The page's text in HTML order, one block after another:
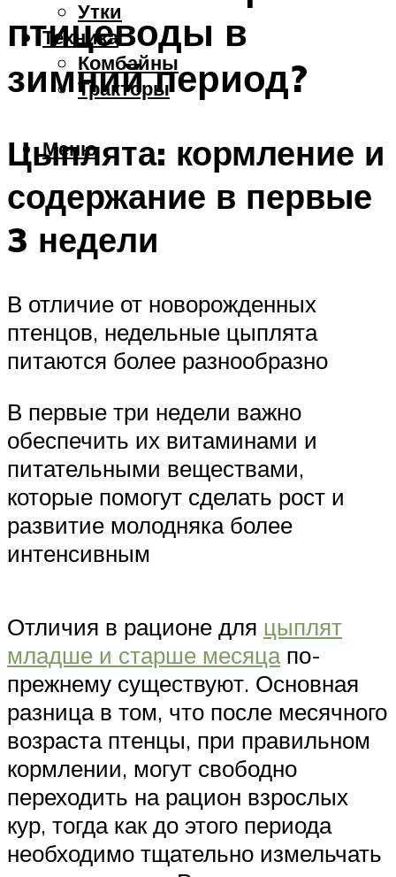
Утки
Техника
Комбайны
Тракторы
Меню
птицеводы в
зимний период?
Цыплята: кормление и
содержание в первые
3 недели
В отличие от новорожденных
птенцов, недельные цыплята
питаются более разнообразно
В первые три недели важно
обеспечить их витаминами и
питательными веществами,
которые помогут сделать рост и
развитие молодняка более
интенсивным
Отличия в рационе для цыплят
младше и старше месяцапо-
прежнему существуют. Основная
разница в том, что после месячного
возраста птенцы, при правильном
кормлении, могут свободно
переходить на рацион взрослых
кур, тогда как до этого периода
необходимо тщательно измельчать